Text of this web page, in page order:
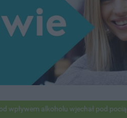
alkoholu wjechał pod pociąg